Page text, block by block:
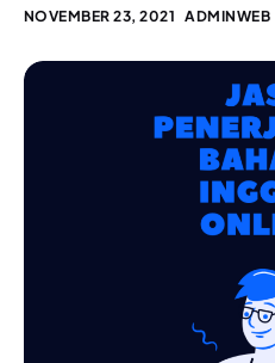
NOVEMBER 23, 2021 ADMINWEB